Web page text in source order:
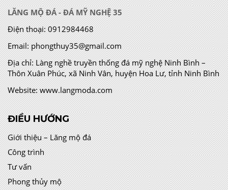
LĂNG MỘ ĐÁ - ĐÁ MỸ NGHỆ 35
Điện thoại: 0912984468
Email: phongthuy35@gmail.com
Địa chỉ:Làng nghề truyền thống đá mỹ nghệ Ninh Bình –
Thôn Xuân Phúc, xã Ninh Vân, huyện Hoa Lư, tỉnh Ninh Bình
Website: www.langmoda.com
ĐIỀU HƯỚNG
Giới thiệu – Lăng mộ đá
Công trình
Tư vấn
Phong thủy mộ